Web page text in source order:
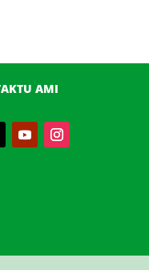
AMI